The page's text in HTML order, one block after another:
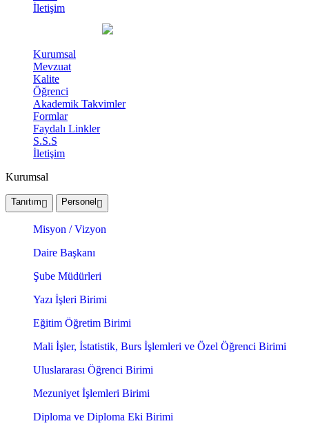
İletişim
Kurumsal
Mevzuat
Kalite
Öğrenci
Akademik Takvimler
Formlar
Faydalı Linkler
S.S.S
İletişim
Kurumsal
Tanıtım Personel
Misyon / Vizyon
Daire Başkanı
Şube Müdürleri
Yazı İşleri Birimi
Eğitim Öğretim Birimi
Mali İşler, İstatistik, Burs İşlemleri ve Özel Öğrenci Birimi
Uluslararası Öğrenci Birimi
Mezuniyet İşlemleri Birimi
Diploma ve Diploma Eki Birimi